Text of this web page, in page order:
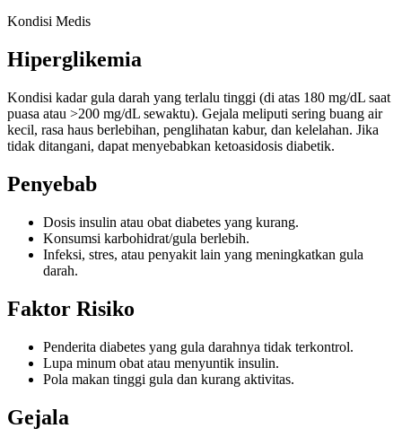
Kondisi Medis
Hiperglikemia
Kondisi kadar gula darah yang terlalu tinggi (di atas 180 mg/dL saat
puasa atau >200 mg/dL sewaktu). Gejala meliputi sering buang air
kecil, rasa haus berlebihan, penglihatan kabur, dan kelelahan. Jika
tidak ditangani, dapat menyebabkan ketoasidosis diabetik.
Penyebab
Dosis insulin atau obat diabetes yang kurang.
Konsumsi karbohidrat/gula berlebih.
Infeksi, stres, atau penyakit lain yang meningkatkan gula
darah.
Faktor Risiko
Penderita diabetes yang gula darahnya tidak terkontrol.
Lupa minum obat atau menyuntik insulin.
Pola makan tinggi gula dan kurang aktivitas.
Gejala